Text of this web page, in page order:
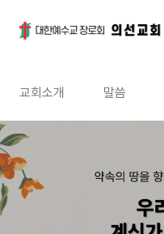
교회소개 말씀